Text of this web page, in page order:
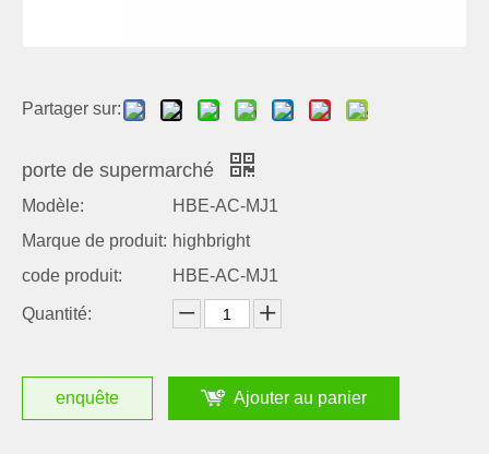
Partager sur:
porte de supermarché
Modèle:
HBE-AC-MJ1
Marque de produit: highbright
code produit:
HBE-AC-MJ1
Quantité:
enquête Ajouter au panier